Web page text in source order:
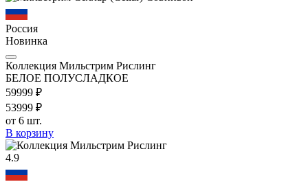
Россия
Новинка
Коллекция Мильстрим Рислинг
БЕЛОЕ ПОЛУСЛАДКОЕ
59999 ₽
53999 ₽
от 6 шт.
В корзину
4.9